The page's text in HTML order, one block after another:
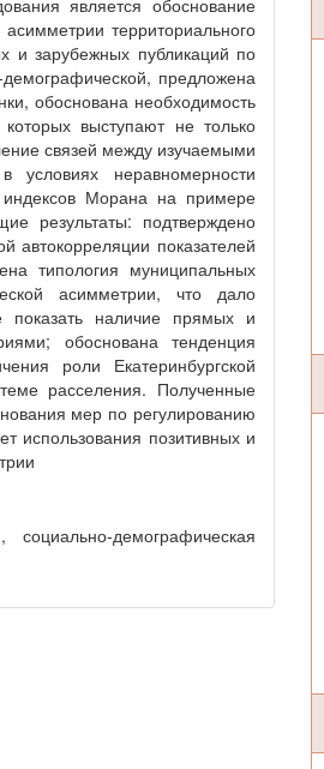
является обоснование
территориального
и зарубежных публикаций по
предложена
обоснована необходимость
выступают не только
связей между изучаемыми
условиях неравномерности
индексов Морана на примере
результаты: подтверждено
автокорреляции показателей
типология муниципальных
асимметрии, что дало
показать наличие прямых и
обоснована тенденция
роли Екатеринбургской
расселения. Полученные
мер по регулированию
использования позитивных и
демографическая